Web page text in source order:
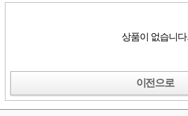
상품이 없습니다.
이전으로